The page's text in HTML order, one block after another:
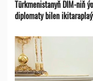
Türkmenistanyň DIM-niň
diplomaty bilen